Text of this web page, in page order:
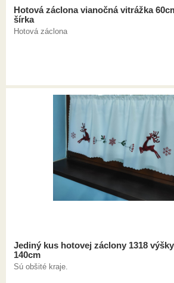
Hotová záclona vianočná vitrážka
šírka
Hotová záclona
Jediný kus hotovej záclony 1318
140cm
Sú obšité kraje.